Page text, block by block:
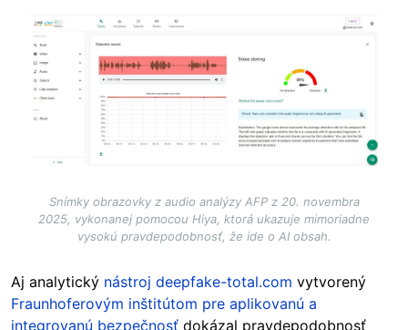
Image
Snímky obrazovky z audio analýzy AFP z 20. novembra
2025, vykonanej pomocou Hiya, ktorá ukazuje mimoriadne
vysokú pravdepodobnosť, že ide o AI obsah.
Aj analytický nástroj deepfake-total.com vytvorený
Fraunhoferovým inštitútom pre aplikovanú a
integrovanú bezpečnosť dokázal pravdepodobnosť